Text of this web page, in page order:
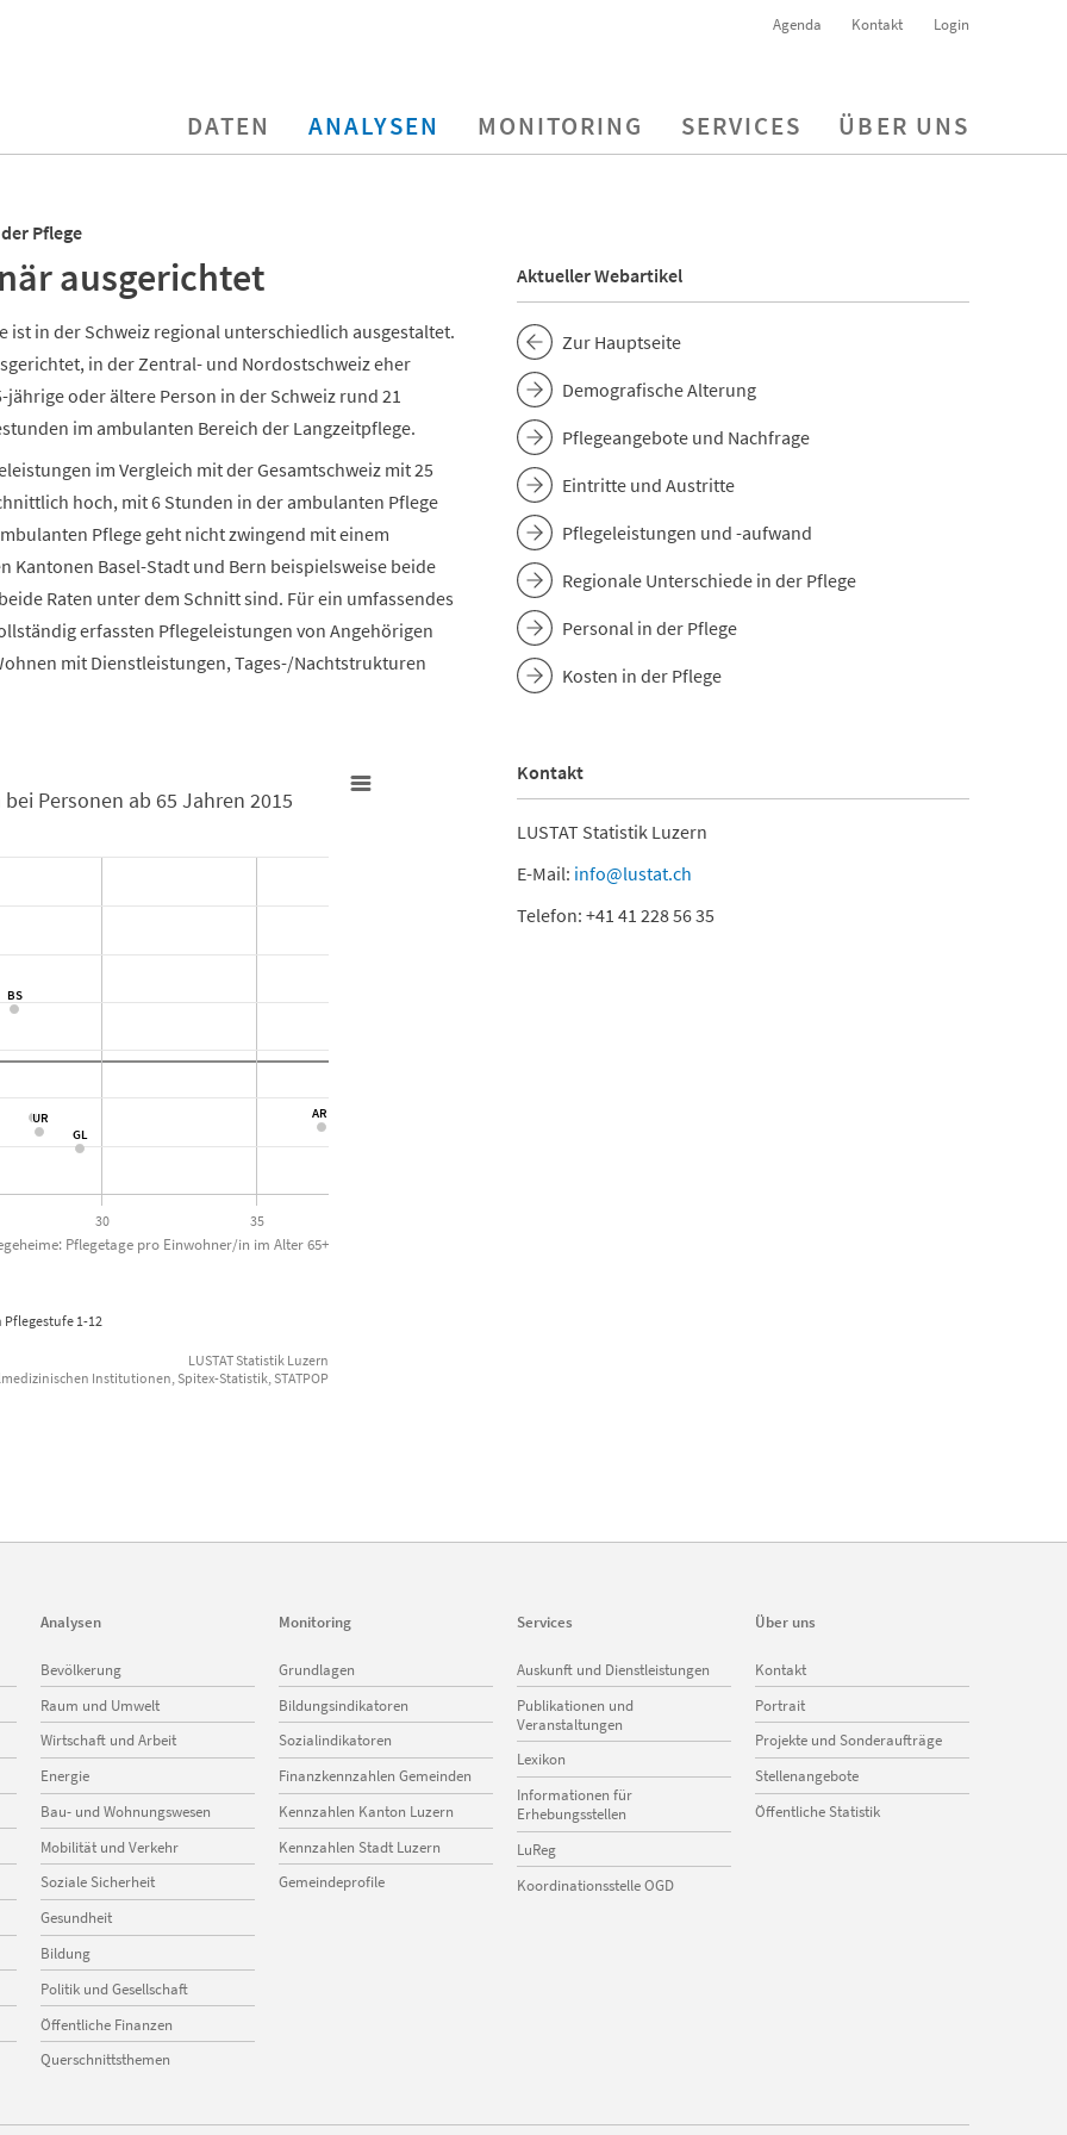
Agenda Kontakt Login
DATEN ANALYSEN MONITORING SERVICES ÜBER UNS
Pflege
ausgerichtet
in der Schweiz regional unterschiedlich ausgestaltet.
in der Zentral- und Nordostschweiz eher
oder ältere Person in der Schweiz rund 21
im ambulanten Bereich der Langzeitpflege.
im Vergleich mit der Gesamtschweiz mit 25
hoch, mit 6 Stunden in der ambulanten Pflege
Pflege geht nicht zwingend mit einem
Kantonen Basel-Stadt und Bern beispielsweise beide
Raten unter dem Schnitt sind. Für ein umfassendes
erfassten Pflegeleistungen von Angehörigen
mit Dienstleistungen, Tages-/Nachtstrukturen
Leistungen bei Personen ab 65 Jahren 2015
von Leistungen bei Personen ab 65 Jahren 2015
pro Einwohner/in im Alter 65+. Data ranges from 17 to 37.1.
Einwohner/in im Alter 65+. Data ranges from 3.9 to 12.6.
Pflegestufe 1-12
Pflegetage pro Einwohner/in im Alter 65+
Personen ab 65 Jahren 2015
UR
UR
GL
GL
BS
BS
AR
AR
30 35
LUSTAT Statistik Luzern
Institutionen, Spitex-Statistik, STATPOP
Aktueller Webartikel
Zur Hauptseite
Demografische Alterung
Pflegeangebote und Nachfrage
Eintritte und Austritte
Pflegeleistungen und -aufwand
Regionale Unterschiede in der Pflege
Personal in der Pflege
Kosten in der Pflege
Kontakt
LUSTAT Statistik Luzern
E-Mail: info@lustat.ch
Telefon: +41 41 228 56 35
Analysen
Navigation
überspringen
Bevölkerung
Raum und Umwelt
Wirtschaft und Arbeit
Energie
Bau- und Wohnungswesen
Mobilität und Verkehr
Soziale Sicherheit
Gesundheit
Bildung
Politik und Gesellschaft
Öffentliche Finanzen
Querschnittsthemen
Monitoring
Navigation
überspringen
Grundlagen
Bildungsindikatoren
Sozialindikatoren
Finanzkennzahlen Gemeinden
Kennzahlen Kanton Luzern
Kennzahlen Stadt Luzern
Gemeindeprofile
Services
Navigation
überspringen
Auskunft und Dienstleistungen
Publikationen und
Veranstaltungen
Lexikon
Informationen für
Erhebungsstellen
LuReg
Koordinationsstelle OGD
Über uns
Navigation
überspringen
Kontakt
Portrait
Projekte und Sonderaufträge
Stellenangebote
Öffentliche Statistik